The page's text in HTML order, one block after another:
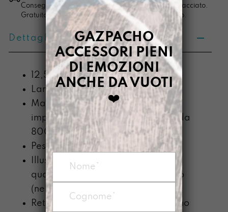
Consegna in 4/5 giorni lavorativi, pacco sempre tracciato.
Gratuita per ordini di importo superiore ai 100 euro.
Dettagli prodotto
12,5 x 18,5 x 0,6
Larghezza x Altezza x Profondità
Materiale: Prodotto con telo
impermeabile di PVC recuperato da
800g/mq
Peso: circa 50g
Illustrazione stampata in
quadricromia con plotter digitale o
(nella linea LLUMI) dipinto a mano
Retro sempre dipinto a mano, il tono
GAZPACHO
ACCESSORI PIENI
DI EMOZIONI
ANCHE DA VUOTI
❤️